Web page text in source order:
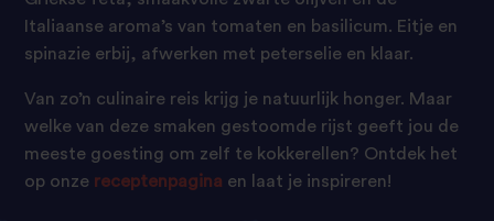
Italiaanse aroma’s van tomaten en basilicum. Eitje en
spinazie erbij, afwerken met peterselie en klaar.
Van zo’n culinaire reis krijg je natuurlijk honger. Maar
welke van deze smaken gestoomde rijst geeft jou de
meeste goesting om zelf te kokkerellen? Ontdek het
op onze receptenpagina en laat je inspireren!